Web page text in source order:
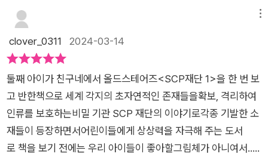
흡수하고 제임스를 이용해 메카네의 심장을 열려고 합니다. ​​제임
스와 SCP 재단 그리고 GOC와 나머지 일행들은3221-2를 막고,
메카네를 막을 수 있을것인가...화려한 액션신에 눈을 뗄 수가 없
네요.​다음편에서는... 우리 바이진의 멋진 얼굴 좀 되돌려주세
요!!!​​​#초등만화 #SCP #올드스테어즈 #책세상 #어린이미스터
리 #비일상미스터리 #그래픽노블 #SCP재단#초등만화 #초자
연적존재 #확보하고격리하고보호하라 #SCP재단_8 #책세상맘
수다카페​<출판사로부터 도서를 제공받아 직접 읽어보고 쓴 리뷰
입니다>
책 중간마다 등장하여서 더 흥미롭고 재미를 주고 있어요.읽을수
록 내용이 흥미로워서 책 한 권을 금방 읽게 되는데요. SCP 재단
은 남녀노소 모두 즐길 수 있도록 폭력적인 요소들을 제한했으며
만화와 삽화를 이용해 난해한 내용을 쉽게 이해할 수 있도록 만들
어졌다니 더 쉽고 재밌게 읽을 수 있답니다.아이들에게 호기심과
기발한 상상력의 세계로 이끌어주는 SCP 재단의 기발하고도 재
미있는 스토리 속으로 빠져보세요!!올드스테어즈로부터 도서를
제공받아 작성한 후기입니다.
여신이예요. 태초부터 존재 했으며 온몸이 금속과 기계 부품으로
이루어졌다는 기계여신인거죠 SCP 882 (유클리드) 여러가지
금속으로 이루어진 독립체 인데 이는 부신교와, 메케네 여신과 연
부신교들은 이들을 공격하여 메케네 심장이라 생각하는 SCP를
가져가려고 하죠.드디어 깨어난 제임스 ! 요한나의 눈물 이렇게
제임스는 회복을 하는 57일 동안 SCP재단에서는 시끌벅적 사
건이 일어나고 모두가 다 걱정을 하죠.제임스가 깨어나는 동안 에
밀리와 크림슨 선배는 마주치지 못해요. 이 둘은 부신교의 개체들
clover_0311 2024-03-14
둘째 아이가 친구네에서 올드스테어즈<SCP재단 1>을 한 번 보
고 반한책으로 세계 각지의 초자연적인 존재들을확보, 격리하여
인류를 보호하는비밀 기관 SCP 재단의 이야기로각종 기발한 소
재들이 등장하면서어린이들에게 상상력을 자극해 주는 도서
로 책을 보기 전에는 우리 아이들이 좋아할그림체가 아니여서..